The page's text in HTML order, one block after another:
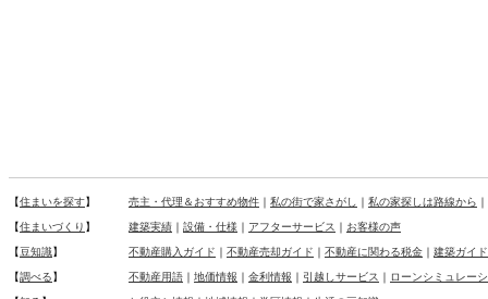
【住まいを探す】 売主・代理＆おすすめ物件 ｜ 私の街で家さがし ｜ 私の家探しは路線から
【住まいづくり 】 建築実績 ｜ 設備・仕様 ｜ アフターサービス ｜ お客様の声
【豆知識】 不動産購入ガイド ｜ 不動産売却ガイド ｜ 不動産に関わる税金 ｜ 建築ガイド
【調べる】 不動産用語 ｜ 地価情報 ｜ 金利情報 ｜ 引越しサービス ｜ ローンシミュレー